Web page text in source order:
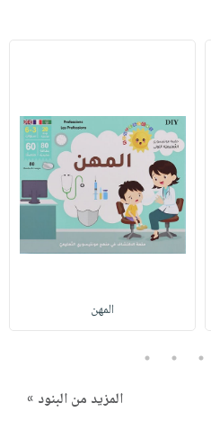
المهن
3
4
5
المزيد من البنود »